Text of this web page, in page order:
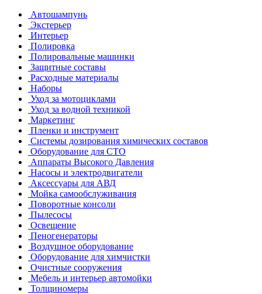
Автошампунь
Экстерьер
Интерьер
Полировка
Полировальные машинки
Защитные составы
Расходные материалы
Наборы
Уход за мотоциклами
Уход за водной техникой
Маркетинг
Пленки и инструмент
Системы дозирования химических составов
Оборудование для СТО
Аппараты Высокого Давления
Насосы и электродвигатели
Аксессуары для АВД
Мойка самообслуживания
Поворотные консоли
Пылесосы
Освещение
Пеногенераторы
Воздушное оборудование
Оборудование для химчистки
Очистные сооружения
Мебель и интерьер автомойки
Толщиномеры